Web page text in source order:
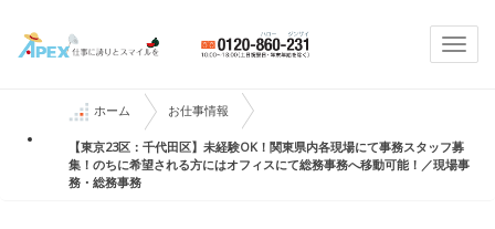
ホーム お仕事情報
【東京23区：千代田区】未経験OK！関東県内各現場にて事務スタッフ募
集！のちに希望される方にはオフィスにて総務事務へ移動可能！／現場事
務・総務事務